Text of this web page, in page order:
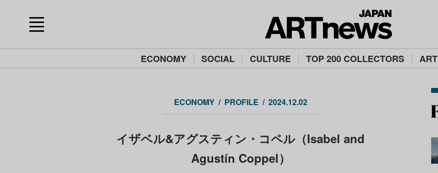
ECONOMY SOCIAL CULTURE TOP 200 COLLECTORS
ECONOMY PROFILE 2024.12.02
イザベル&アグスティン・コペル（Isabel and
Agustín Coppel）